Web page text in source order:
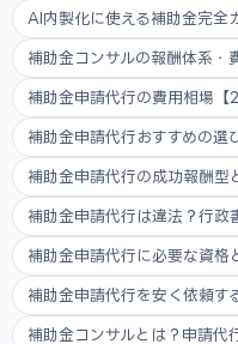
AI内製化に使える補助金完
補助金コンサルの報酬体系・
補助金申請代行の費用相場【
補助金申請代行おすすめの選
補助金申請代行の成功報酬型
補助金申請代行は違法？行政
補助金申請代行に必要な資格
補助金申請代行を安く依頼す
補助金コンサルとは？申請代